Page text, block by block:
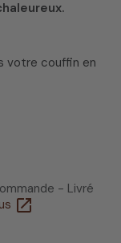
votre couffin en
- Livré
open_in_new